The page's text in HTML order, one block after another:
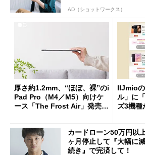
AD（ショットワークス）
厚さ約1.2mm、“ほぼ、裸”のi
Pad Pro（M4／M5）向けケ
ース「The Frost Air」発売
IIJmio
ル」に
ズ3機
カードローン50万円以
ヶ月停止して『大幅に
続き』で完済して！